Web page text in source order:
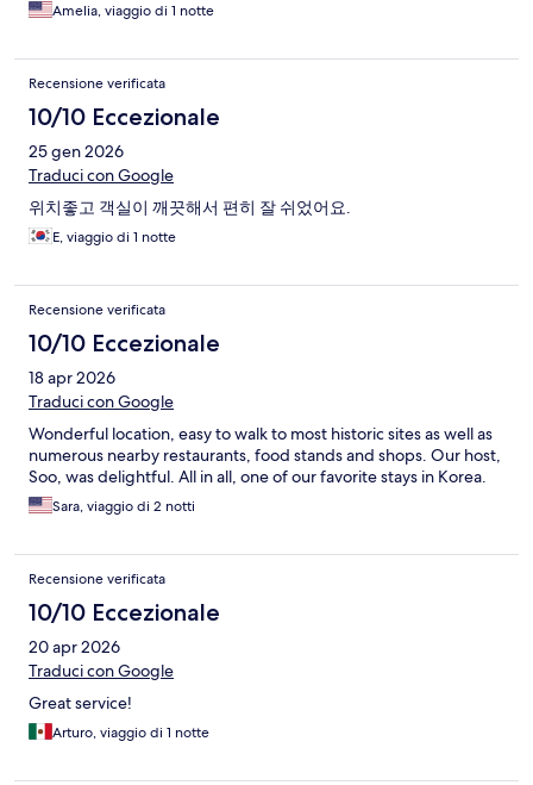
Amelia, viaggio di 1 notte
Recensione verificata
10/10 Eccezionale
25 gen 2026
Traduci con Google
위치좋고 객실이 깨끗해서 편히 잘 쉬었어요.
E, viaggio di 1 notte
Recensione verificata
10/10 Eccezionale
18 apr 2026
Traduci con Google
Wonderful location, easy to walk to most historic sites as well as
numerous nearby restaurants, food stands and shops. Our host,
Soo, was delightful. All in all, one of our favorite stays in Korea.
Sara, viaggio di 2 notti
Recensione verificata
10/10 Eccezionale
20 apr 2026
Traduci con Google
Great service!
Arturo, viaggio di 1 notte